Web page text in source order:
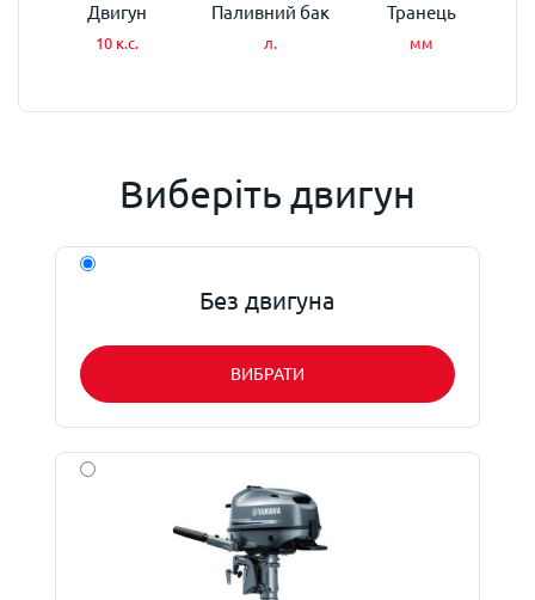
Двигун
10 к.с.
Паливний бак
л.
Транець
мм
Виберіть двигун
Без двигуна
ВИБРАТИ